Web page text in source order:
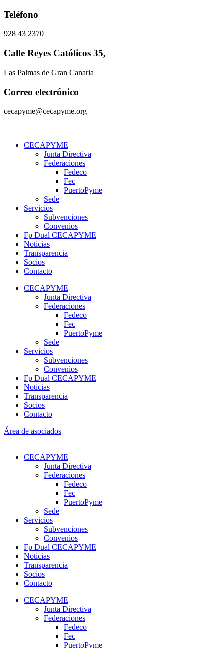
Ir
contenido
Teléfono
928 43 2370
Calle Reyes Católicos 35,
Las Palmas de Gran Canaria
Correo electrónico
cecapyme@cecapyme.org
CECAPYME
Junta Directiva
Federaciones
Fedeco
Fec
PuertoPyme
Sede
Servicios
Subvenciones
Convenios
Fp Dual CECAPYME
Noticias
Transparencia
Socios
Contacto
CECAPYME
Junta Directiva
Federaciones
Fedeco
Fec
PuertoPyme
Sede
Servicios
Subvenciones
Convenios
Fp Dual CECAPYME
Noticias
Transparencia
Socios
Contacto
Área de asociados
CECAPYME
Junta Directiva
Federaciones
Fedeco
Fec
PuertoPyme
Sede
Servicios
Subvenciones
Convenios
Fp Dual CECAPYME
Noticias
Transparencia
Socios
Contacto
CECAPYME
Junta Directiva
Federaciones
Fedeco
Fec
PuertoPyme